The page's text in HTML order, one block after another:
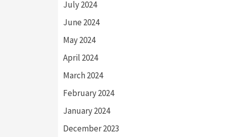
July 2024
June 2024
May 2024
April 2024
March 2024
February 2024
January 2024
December 2023